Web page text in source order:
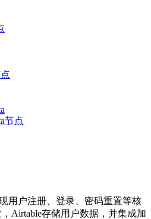
节点
用户注册、登录、密码重置等核
Airtable存储用户数据，并集成加